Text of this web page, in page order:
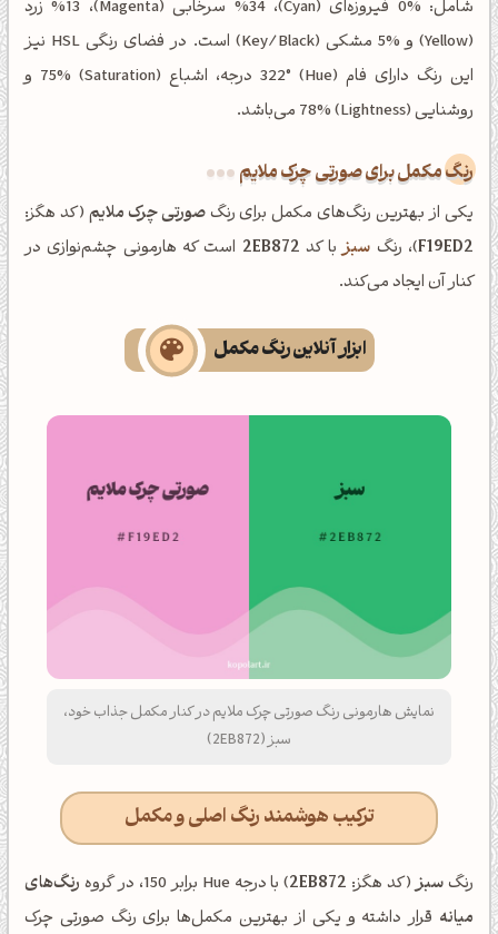
شامل: %0 فیروزه‌ای (Cyan)، %34 سرخابی (Magenta)، %13 زرد
(Yellow) و %5 مشکی (Key/Black) است. در فضای رنگی HSL نیز
این رنگ دارای فام (Hue) 322° درجه، اشباع (Saturation) 75% و
روشنایی (Lightness) 78% می‌باشد.
رنگ مکمل برای صورتی چرک ملایم
یکی از بهترین رنگ‌های مکمل برای رنگصورتی چرک ملایم (کد هگز:
F19ED2)، رنگ سبزبا کد 2EB872 است که هارمونی چشم‌نوازی در
کنار آن ایجاد می‌کند.
ابزار آنلاین رنگ مکمل
نمایش هارمونی رنگ صورتی چرک ملایم در کنار مکمل جذاب خود،
سبز (2EB872)
ترکیب هوشمند رنگ اصلی و مکمل
رنگسبز(کد هگز: 2EB872) با درجه Hue برابر 150، در گروه
رنگ‌های
میانه قرار داشته و یکی از بهترین مکمل‌ها برای رنگ صورتی چرک